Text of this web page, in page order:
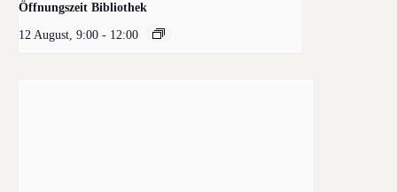
Öffnungszeit Bibliothek
12 August, 9:00 - 12:00